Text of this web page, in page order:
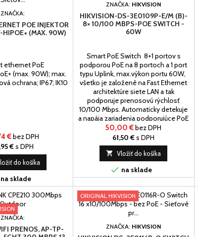
ZNAČKA:
POE INJEKTOR
HIPOE+ (MAX. 90W)
ethernet PoE
(max. 90W); max.
ochrana; IP67; IK10
€bez DPH
€s DPH
do košíka
na sklade
ZNAČKA: HIKVISION
HIKVISION-DS-3E0109P-E/M (B)-
8× 10/100 MBPS-POE SWITCH -
60W
Smart PoE Switch 8+1 portov s
podporou PoE na 8 portoch a 1 port
typu Uplink, max.výkon portu 60W,
všetko je založené na Fast Ethernet
architektúre siete LAN a tak
podporuje prenosovú rýchlosť
10/100 Mbps. Automaticky detekuje
a napája zariadenia podporujúce PoE
normu 802.3af / at (max.3,5W / port)
a to na portoch 1 až 8, port č.9 slúži
ako uplink a...
50,00 €bez DPH
61,50 €s DPH
 Vložiť do košíka
 na sklade
ZNAČKA:
PRENOS, AP-TP-
ORIGINAL HIKVISION
ZNAČKA: HIKVISION